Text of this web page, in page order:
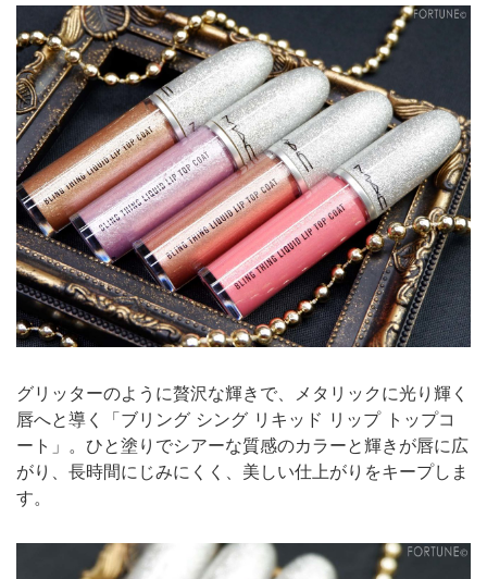
グリッターのように贅沢な輝きで、メタリックに光り輝く
唇へと導く「ブリング シング リキッド リップ トップコ
ート」。ひと塗りでシアーな質感のカラーと輝きが唇に広
がり、長時間にじみにくく、美しい仕上がりをキープしま
す。